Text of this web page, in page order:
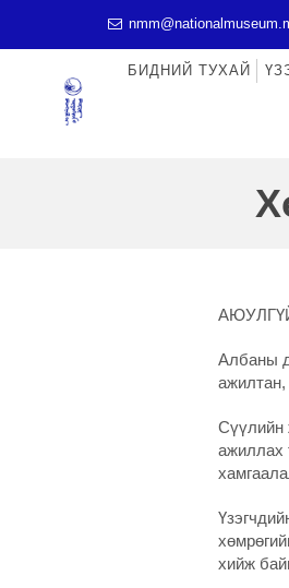
БИДНИЙ ТУХАЙ
Албаны
ажилтан,
Сүүлийн
ажиллах
хийж